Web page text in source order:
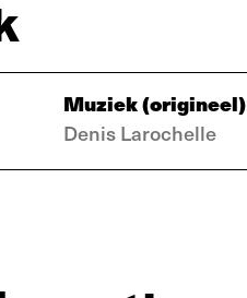
Muziek (origineel)
Denis Larochelle